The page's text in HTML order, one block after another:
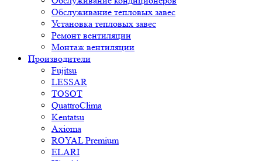
Обслуживание тепловых завес
Установка тепловых завес
Ремонт вентиляции
Монтаж вентиляции
Производители
Fujitsu
LESSAR
TOSOT
QuattroClima
Kentatsu
Axioma
ROYAL Premium
ELARI